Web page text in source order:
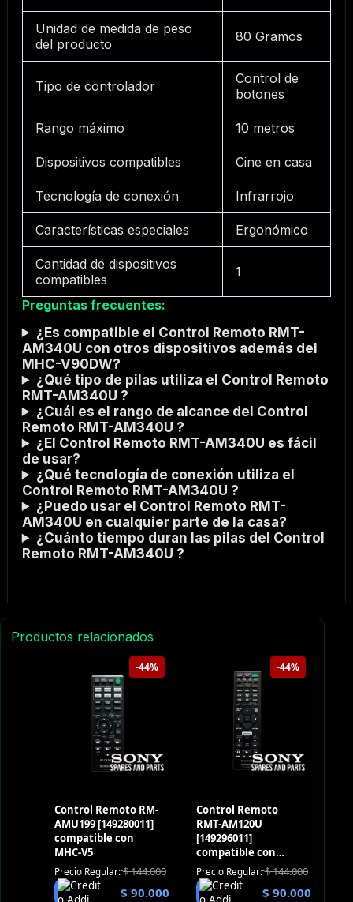
Unidad de medida de peso
del producto
80 Gramos
Tipo de controlador
Control de
botones
Rango máximo 10 metros
Dispositivos compatibles Cine en casa
Tecnología de conexión Infrarrojo
Características especiales Ergonómico
Cantidad de dispositivos
compatibles
1
Preguntas frecuentes:
¿Es compatible el Control Remoto RMT-
AM340U con otros dispositivos además del
MHC-V90DW?
¿Qué tipo de pilas utiliza el Control Remoto
RMT-AM340U ?
¿Cuál es el rango de alcance del Control
Remoto RMT-AM340U ?
¿El Control Remoto RMT-AM340U es fácil
de usar?
¿Qué tecnología de conexión utiliza el
Control Remoto RMT-AM340U ?
¿Puedo usar el Control Remoto RMT-
AM340U en cualquier parte de la casa?
¿Cuánto tiempo duran las pilas del Control
Remoto RMT-AM340U ?
Productos relacionados
-44%
Control Remoto RM-
AMU199 [149280011]
compatible con
MHC-V5
Precio Regular:$144.000
$ 90.000
-44%
Control Remoto
RMT-AM120U
[149296011]
compatible con
SHAKE-X7D
Precio Regular:$144.000
$ 90.000